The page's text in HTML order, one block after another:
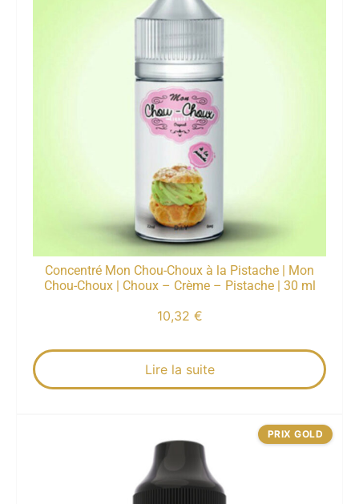
Concentré Mon Chou-Choux à la Pistache | Mon
Chou-Choux | Choux – Crème – Pistache | 30 ml
10,32 €
Lire la suite
PRIX GOLD